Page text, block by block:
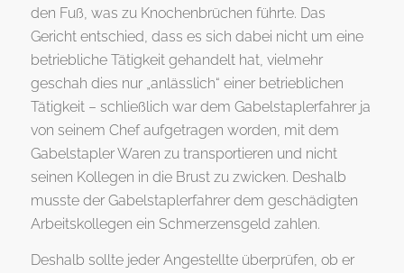
den Fuß, was zu Knochenbrüchen führte. Das
Gericht entschied, dass es sich dabei nicht um eine
betriebliche Tätigkeit gehandelt hat, vielmehr
geschah dies nur „anlässlich“ einer betrieblichen
Tätigkeit – schließlich war dem Gabelstaplerfahrer ja
von seinem Chef aufgetragen worden, mit dem
Gabelstapler Waren zu transportieren und nicht
seinen Kollegen in die Brust zu zwicken. Deshalb
musste der Gabelstaplerfahrer dem geschädigten
Arbeitskollegen ein Schmerzensgeld zahlen.
Deshalb sollte jeder Angestellte überprüfen, ob er